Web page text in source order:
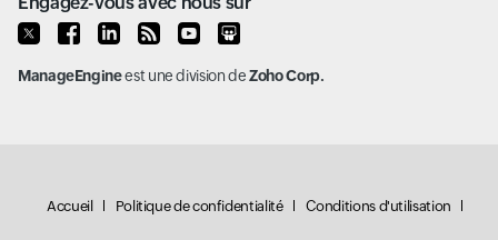
ManageEngineest une division deZoho Corp.
Accueil Politique de confidentialité Conditions d'utilisation